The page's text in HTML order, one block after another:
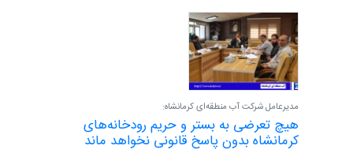
مدیرعامل شرکت آب منطقه‌ای کرمانشاه:
هیچ تعرضی به بستر و حریم رودخانه‌های
کرمانشاه بدون پاسخ قانونی نخواهد ماند